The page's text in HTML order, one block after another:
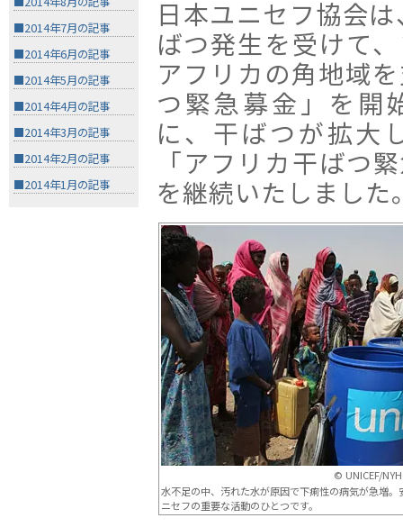
■2014年7月の記事
■2014年6月の記事
■2014年5月の記事
■2014年4月の記事
■2014年3月の記事
■2014年2月の記事
■2014年1月の記事
日本ユニセフ協会
ばつ発生を受けて
アフリカの角地域
つ緊急募金」を開
に、干ばつが拡大
「アフリカ干ばつ
を継続いたしました
© UNICEF/
水不足の中、汚れた水が原因で下痢性の病気が急増
ニセフの重要な活動のひとつです。